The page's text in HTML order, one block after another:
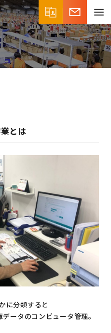
とは
に分類すると
ータのコンピュータ管理。